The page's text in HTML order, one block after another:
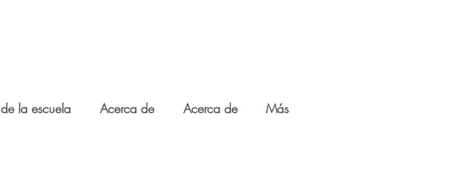
la escuela Acerca de Acerca de Más